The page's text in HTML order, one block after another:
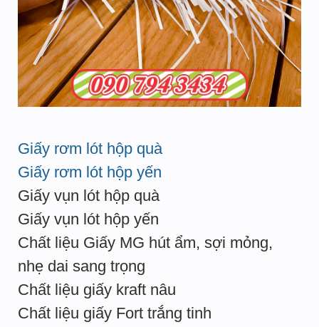
Giấy rơm lót hộp quà
Giấy rơm lót hộp yến
Giấy vụn lót hộp quà
Giấy vụn lót hộp yến
Chất liệu Giấy MG hút ẩm, sợi mỏng,
nhẹ dai sang trọng
Chất liệu giấy kraft nâu
Chất liệu giấy Fort trắng tinh